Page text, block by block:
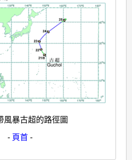
風暴古超的路徑圖
- 頁首 -